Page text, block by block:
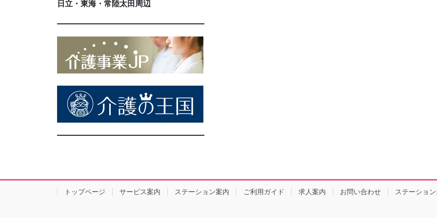
日立・東海・常陸太田周辺
トップページ サービス案内 ステーション案内 ご利用ガイド 求人案内 お問い合わせ ステーショ